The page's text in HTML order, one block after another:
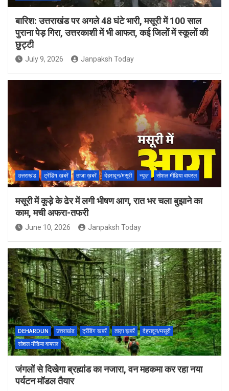
बारिश: उत्तराखंड पर अगले 48 घंटे भारी, मसूरी में 100 साल
पुराना पेड़ गिरा, उत्तरकाशी में भी आफत, कई जिलों में स्कूलों की
छुट्टी
July 9, 2026 Janpaksh Today
उत्तराखंड ट्रेंडिंग खबरें ताज़ा ख़बरें देहरादून/मसूरी न्यूज़ सोशल मीडिया वायरल
मसूरी में कूड़े के ढेर में लगी भीषण आग, रात भर चला बुझाने का
काम, मची अफरा-तफरी
June 10, 2026 Janpaksh Today
DEHARDUN उत्तराखंड ट्रेंडिंग खबरें ताज़ा ख़बरें
देहरादून/मसूरी
सोशल मीडिया वायरल
जंगलों से दिखेगा ब्रह्मांड का नजारा, वन महकमा कर रहा नया
पर्यटन मॉडल तैयार